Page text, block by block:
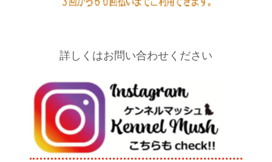
詳しくはお問い合わせください